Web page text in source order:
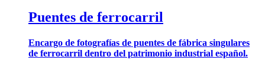
Puentes de ferrocarril
Encargo de fotografías de puentes de fábrica singulares
de ferrocarril dentro del patrimonio industrial español.